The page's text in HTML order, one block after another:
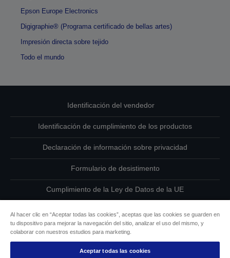
Epson Europe Electronics
Digigraphie® (Programa certificado de bellas artes)
Impresión directa sobre tejido
Todo el mundo
Identificación del vendedor
Identificación de cumplimiento de los productos
Declaración de información sobre privacidad
Formulario de desistimento
Cumplimiento de la Ley de Datos de la UE
Información sobre cookies
Compromiso de accesibilidad de Epson
Al hacer clic en “Aceptar todas las cookies”, aceptas que las cookies se guarden en
tu dispositivo para mejorar la navegación del sitio, analizar el uso del mismo, y
colaborar con nuestros estudios para marketing.
Aceptar todas las cookies